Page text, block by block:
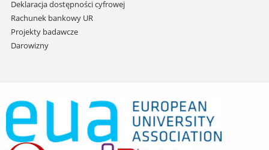
Deklaracja dostępności cyfrowej
Rachunek bankowy UR
Projekty badawcze
Darowizny